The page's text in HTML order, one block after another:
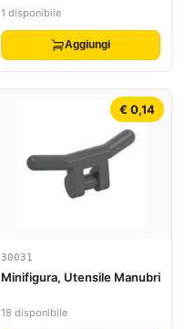
1 disponibile
Aggiungi
€ 0,14
30031
Minifigura, Utensile Manubri
18 disponibile